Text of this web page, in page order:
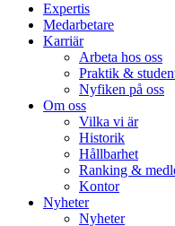
Expertis
Medarbetare
Karriär
Arbeta hos oss
Praktik &
Nyfiken på oss
Om oss
Vilka vi är
Historik
Hållbarhet
Ranking &
Kontor
Nyheter
Nyheter